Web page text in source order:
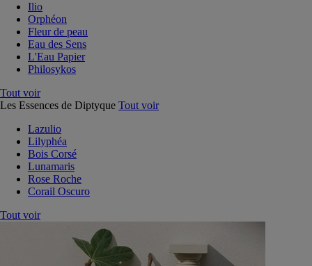
Ilio
Orphéon
Fleur de peau
Eau des Sens
L'Eau Papier
Philosykos
Tout voir
Les Essences de Diptyque Tout voir
Lazulio
Lilyphéa
Bois Corsé
Lunamaris
Rose Roche
Corail Oscuro
Tout voir